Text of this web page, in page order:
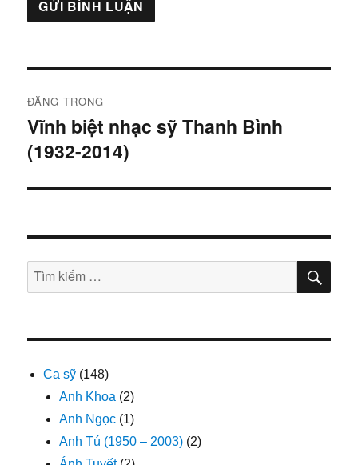
hướng
bài
viết
ĐĂNG TRONG
Vĩnh biệt nhạc sỹ Thanh Bình
(1932-2014)
Tìm
kiếm:
TÌM
Ca sỹ (148)
Anh Khoa (2)
Anh Ngọc (1)
Anh Tú (1950 – 2003) (2)